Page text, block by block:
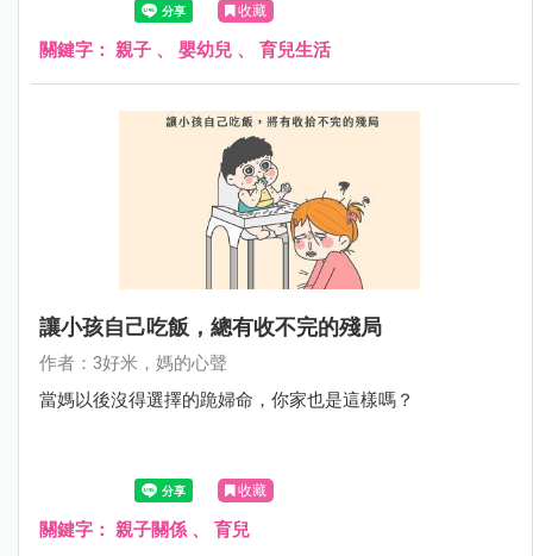
收藏
關鍵字： 親子 、 嬰幼兒 、 育兒生活
讓小孩自己吃飯，總有收不完的殘局
作者：3好米，媽的心聲
當媽以後沒得選擇的跪婦命，你家也是這樣嗎？
收藏
關鍵字： 親子關係 、 育兒